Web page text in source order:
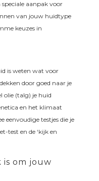
aanpak voor
van jouw huidtype
keuzes in
is weten wat voor
door goed naar je
olie (talg) je huid
en het klimaat
eenvoudige testjes die je
test en de ‘kijk en
is om jouw